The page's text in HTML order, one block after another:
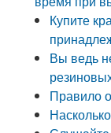
Купите
Вы ведь
Правило